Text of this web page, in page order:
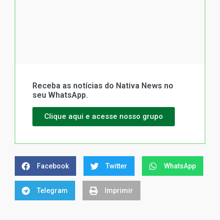
Receba as notícias do Nativa News no
seu WhatsApp.
Clique aqui e acesse nosso grupo
Facebook Twitter WhatsApp
Telegram Imprimir